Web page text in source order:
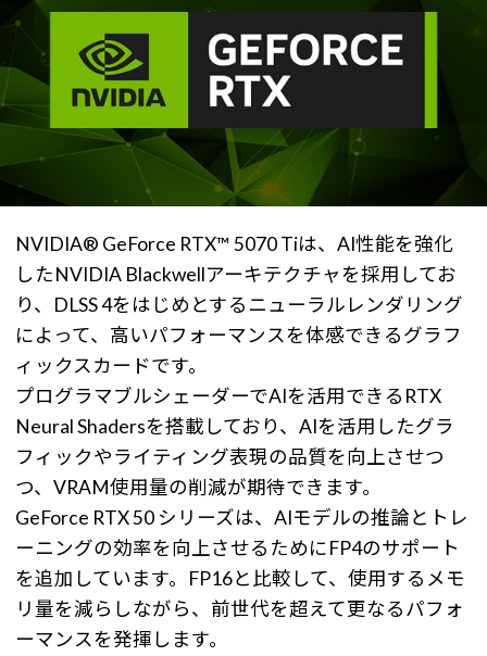
NVIDIA® GeForce RTX™ 5070 Tiは、AI性能を強化
したNVIDIA Blackwellアーキテクチャを採用してお
り、DLSS 4をはじめとするニューラルレンダリング
によって、高いパフォーマンスを体感できるグラフ
ィックスカードです。
プログラマブルシェーダーでAIを活用できるRTX
Neural Shadersを搭載しており、AIを活用したグラ
フィックやライティング表現の品質を向上させつ
つ、VRAM使用量の削減が期待できます。
GeForce RTX 50 シリーズは、AIモデルの推論とトレ
ーニングの効率を向上させるためにFP4のサポート
を追加しています。FP16と比較して、使用するメモ
リ量を減らしながら、前世代を超えて更なるパフォ
ーマンスを発揮します。